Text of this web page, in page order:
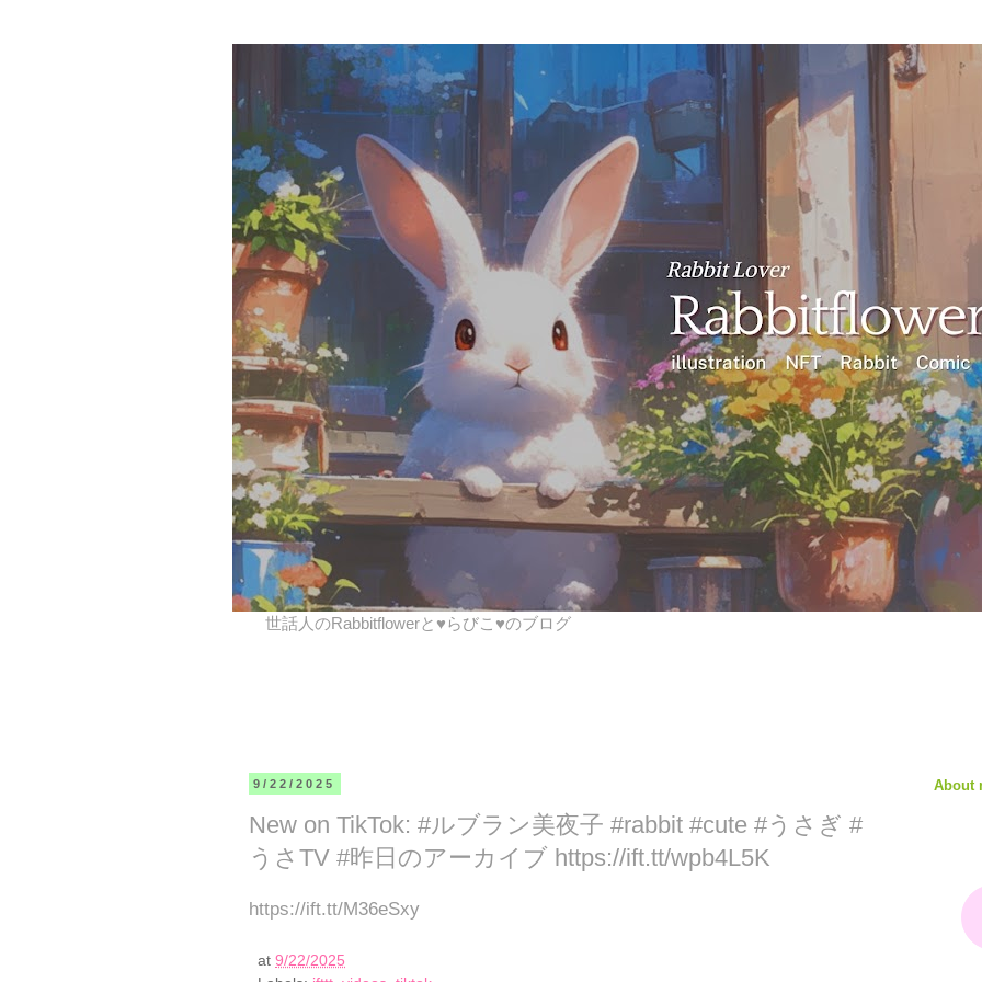
世話人のRabbitflowerと♥らびこ♥のブログ
9/22/2025
New on TikTok: #ルブラン美夜子 #rabbit #cute #うさぎ #
うさTV #昨日のアーカイブ https://ift.tt/wpb4L5K
https://ift.tt/M36eSxy
at 9/22/2025
About